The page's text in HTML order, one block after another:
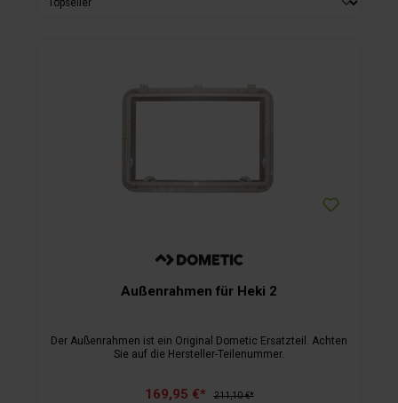
Außenrahmen für Heki 2
Der Außenrahmen ist ein Original Dometic Ersatzteil. Achten
Sie auf die Hersteller-Teilenummer.
169,95 €* 211,10 €*